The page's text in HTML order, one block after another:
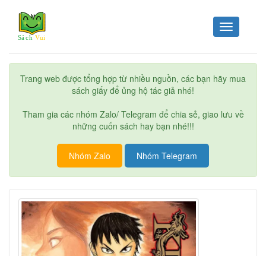
Toggle
navigation
Trang web được tổng hợp từ nhiều nguồn, các bạn hãy mua
sách giấy để ủng hộ tác giả nhé!
Tham gia các nhóm Zalo/ Telegram để chia sẻ, giao lưu về
những cuốn sách hay bạn nhé!!!
Nhóm Zalo Nhóm Telegram